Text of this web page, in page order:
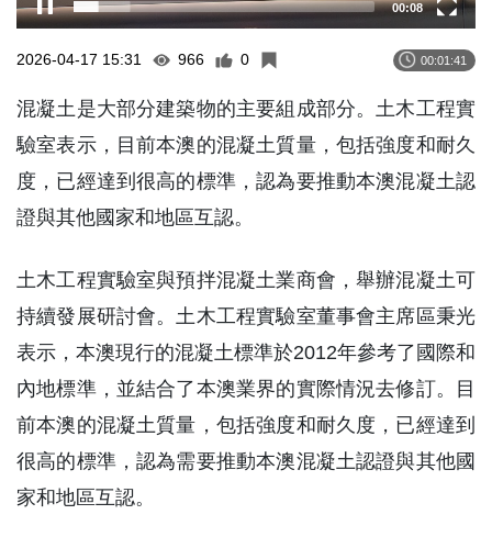
00:09
2026-04-17 15:31 966 0 00:01:41
混凝土是大部分建築物的主要組成部分。土木工程實
驗室表示，目前本澳的混凝土質量，包括強度和耐久
度，已經達到很高的標準，認為要推動本澳混凝土認
證與其他國家和地區互認。
土木工程實驗室與預拌混凝土業商會，舉辦混凝土可
持續發展研討會。土木工程實驗室董事會主席區秉光
表示，本澳現行的混凝土標準於2012年參考了國際和
內地標準，並結合了本澳業界的實際情況去修訂。目
前本澳的混凝土質量，包括強度和耐久度，已經達到
很高的標準，認為需要推動本澳混凝土認證與其他國
家和地區互認。